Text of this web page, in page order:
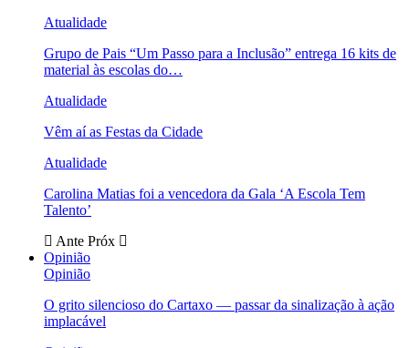
Atualidade
Grupo de Pais “Um Passo para a Inclusão” entrega 16 kits de
material às escolas do…
Atualidade
Vêm aí as Festas da Cidade
Atualidade
Carolina Matias foi a vencedora da Gala ‘A Escola Tem
Talento’
Ante Próx
Opinião
Opinião
O grito silencioso do Cartaxo — passar da sinalização à ação
implacável